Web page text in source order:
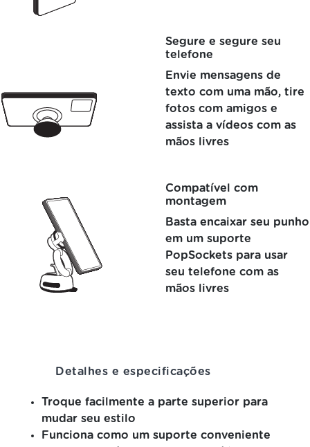
Segure e segure seu
telefone
Envie mensagens de
texto com uma mão, tire
fotos com amigos e
assista a vídeos com as
mãos livres
Compatível com
montagem
Basta encaixar seu punho
em um suporte
PopSockets para usar
seu telefone com as
mãos livres
Detalhes e especificações
Troque facilmente a parte superior para
mudar seu estilo
Funciona como um suporte conveniente